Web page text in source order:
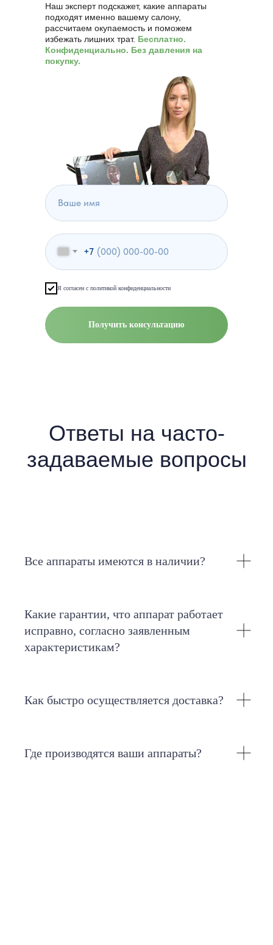
+7
Я согласен с политикой конфиденциальности
Получить консультацию
Наш эксперт подскажет, какие аппараты
подходят именно вашему салону,
рассчитаем окупаемость и поможем
избежать лишних трат. Бесплатно.
Конфиденциально. Без давления на
покупку.
Все аппараты имеются в наличии?
Какие гарантии, что аппарат работает
исправно, согласно заявленным
характеристикам?
Как быстро осуществляется доставка?
Где производятся ваши аппараты?
94% клиентов приходят к нам
по рекомендации,посмотрите
их отзывы
Посмотреть отзывы на Яндексе
Реальные отзывы владельцев студий лазерной
эпиляции уже опубликованы на Яндекс.Картах.
Вы можете убедиться сами: клиенты
рассказывают об опыте работы с нами, качестве